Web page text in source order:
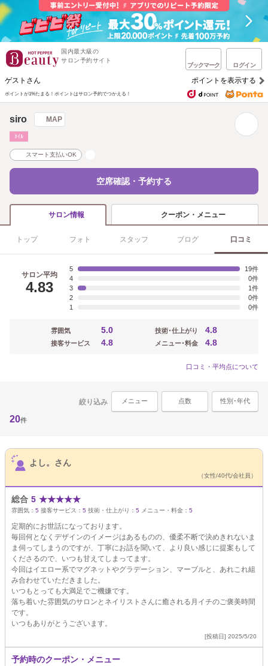
国内最大級の
サロン予約サイト
ブックマーク ログイン
ゲストさん ポイントを表示する
ポイントが1%たまる！ ポイントはサロン予約でつかえる！
siro MAP
ﾈｲﾙ
スマート支払いOK
空席確認・予約する
サロン情報 クーポン・メニュー
トップ フォト スタッフ ブログ 口コミ
サロン平均
4.83
5
19
4
0
3
1
2
0
1
0
雰囲気 5.0
接客サービス 4.8
技術･仕上がり 4.8
メニュー･料金 4.8
口コミ・平均点について
絞り込み メニュー 点数 性別･年代
20件
サロンPick Up
よし。さん
（女性/40代/会社員）
総合 5 ★★★★★
雰囲気： 5 接客サービス： 5 技術・仕上がり： 5 メニュー・料金： 5
定期的にお世話になっております。
毎回何となくデザインのイメージはあるものの、優柔不断で決めきれないま
ま伺ってしまうのですが、丁寧にお話を聞いて、より良い感じに提案もして
くださるので、いつも甘えてしまってます。
今回はイエロー系でマグネットやグラデーション、マーブルと、あれこれ組
み合わせていただきました。
いつもとっても大満足でご機嫌です。
落ち着いた雰囲気のサロンとネイリストさんに癒される月イチのご褒美時間
です。
いつもありがとうございます。
[投稿日] 2025/5/20
予約時のクーポン・メニュー